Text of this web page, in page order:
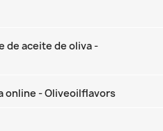
de aceite de oliva -
online - Oliveoilflavors